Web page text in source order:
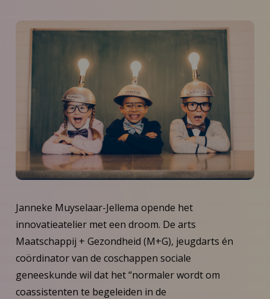
Janneke Muyselaar-Jellema opende het
innovatieatelier met een droom. De arts
Maatschappij + Gezondheid (M+G), jeugdarts én
coördinator van de coschappen sociale
geneeskunde wil dat het “normaler wordt om
coassistenten te begeleiden in de